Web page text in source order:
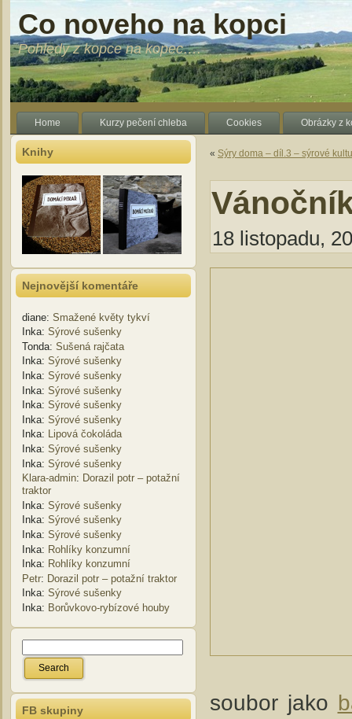
Co noveho na kopci
Pohledy z kopce na kopec….
Home Kurzy pečení chleba Cookies Obrázky z
Knihy
Nejnovější komentáře
diane: Smažené květy tykví
Inka: Sýrové sušenky
Tonda: Sušená rajčata
Inka: Sýrové sušenky
Inka: Sýrové sušenky
Inka: Sýrové sušenky
Inka: Sýrové sušenky
Inka: Sýrové sušenky
Inka: Lipová čokoláda
Inka: Sýrové sušenky
Inka: Sýrové sušenky
Klara-admin: Dorazil potr – potažní
traktor
Inka: Sýrové sušenky
Inka: Sýrové sušenky
Inka: Sýrové sušenky
Inka: Rohlíky konzumní
Inka: Rohlíky konzumní
Petr: Dorazil potr – potažní traktor
Inka: Sýrové sušenky
Inka: Borůvkovo-rybízové houby
FB skupiny
« Sýry doma – díl.3 – sýrové
18 listopadu,
soubor jako